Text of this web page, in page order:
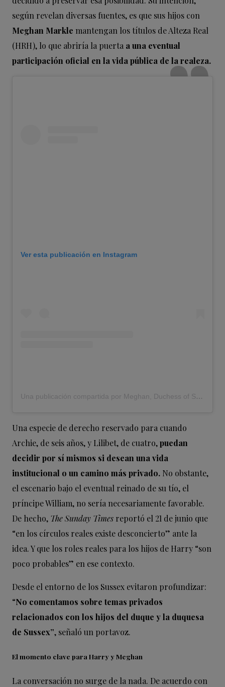
según revelan diversas fuentes, es que sus hijos con
Meghan Markle mantengan los títulos de Alteza Real
(HRH), lo que abriría la puerta a una eventual
participación oficial en la vida pública de la realeza.
Ver esta publicación en Instagram
Una publicación compartida por Meghan, Duchess of Sussex (@meghan)
Una especie de derecho reservado para cuando
Archie, de seis años, y Lilibet, de cuatro,puedan
decidir por sí mismos si desean una vida
institucional o un camino más privado. No obstante,
el escenario bajo el eventual reinado de su tío, el
príncipe William, no sería necesariamente favorable.
De hecho, The Sunday Times reportó el 21 de junio que
“en los círculos reales existe desconcierto” ante la
idea. Y que los roles reales para los hijos de Harry “son
poco probables” en ese contexto.
Desde el entorno de los Sussex evitaron profundizar:
“No comentamos sobre temas privados
relacionados con los hijos del duque y la duquesa
de Sussex”, señaló un portavoz.
El momento clave para Harry y Meghan
La conversación no surge de la nada. De acuerdo con